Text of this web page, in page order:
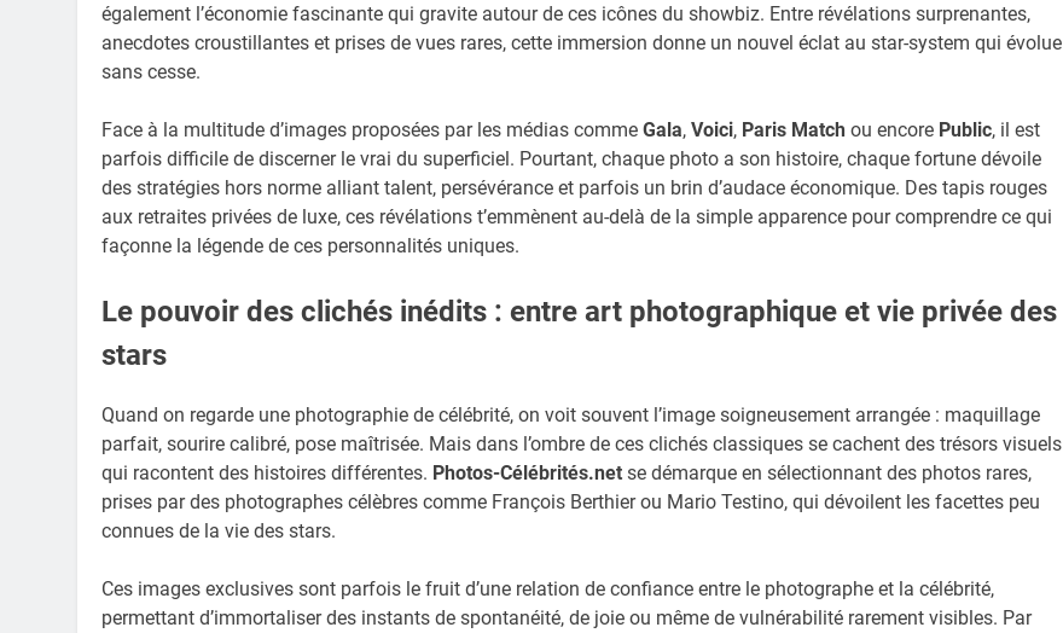
également l’économie fascinante qui gravite autour de ces icônes du showbiz. Entre révélations surprenantes,
anecdotes croustillantes et prises de vues rares, cette immersion donne un nouvel éclat au star-system qui évolue
sans cesse.
Face à la multitude d’images proposées par les médias comme Gala, Voici, Paris Match ou encore Public, il est
parfois difficile de discerner le vrai du superficiel. Pourtant, chaque photo a son histoire, chaque fortune dévoile
des stratégies hors norme alliant talent, persévérance et parfois un brin d’audace économique. Des tapis rouges
aux retraites privées de luxe, ces révélations t’emmènent au-delà de la simple apparence pour comprendre ce qui
façonne la légende de ces personnalités uniques.
Le pouvoir des clichés inédits : entre art photographique et vie privée des
stars
Quand on regarde une photographie de célébrité, on voit souvent l’image soigneusement arrangée : maquillage
parfait, sourire calibré, pose maîtrisée. Mais dans l’ombre de ces clichés classiques se cachent des trésors visuels
qui racontent des histoires différentes. Photos-Célébrités.net se démarque en sélectionnant des photos rares,
prises par des photographes célèbres comme François Berthier ou Mario Testino, qui dévoilent les facettes peu
connues de la vie des stars.
Ces images exclusives sont parfois le fruit d’une relation de confiance entre le photographe et la célébrité,
permettant d’immortaliser des instants de spontanéité, de joie ou même de vulnérabilité rarement visibles. Par